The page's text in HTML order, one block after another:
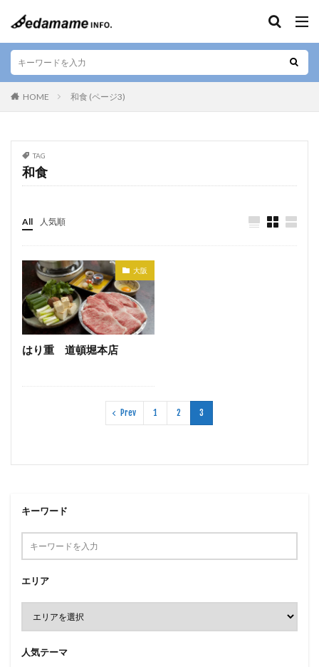
HOME 和食 (ページ3)
TAG
和食
All 人気順
大阪
はり重 道頓堀本店
Prev 1 2 3
キーワード
エリア
人気テーマ
エリア
カフェ
肉料理
ベジタリアン
焼肉
しゃぶしゃぶ
定食
ビーガン 串カツ
懐石料理
中華料理
うどん
とんかつ